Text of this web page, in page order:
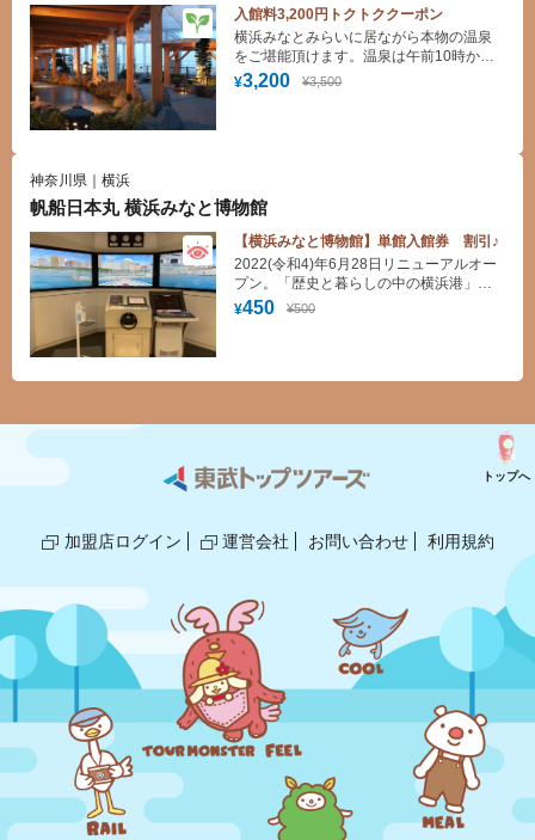
入館料3,200円トクトククーポン
¥3,200 ¥3,500
横浜みなとみらいに居ながら本物の温泉
をご堪能頂けます。温泉は午前10時から
深夜３時まで何度でも入浴できます。
又、横浜みなとみらいを360度見渡せる展
神奈川県｜横浜
帆船日本丸 横浜みなと博物館
【横浜みなと博物館】単館入館券 割引♪
¥450 ¥500
2022(令和4)年6月28日リニューアルオー
プン。「歴史と暮らしの中の横浜港」を
メインテーマに、横浜港の歴史や仕組み
プ セル）の映像視聴ができます。また、
加盟店ログイン 運営会社 お問い合わせ 利用規約
トップへ